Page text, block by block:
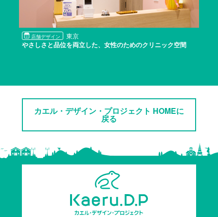
店舗デザイン 東京
やさしさと品位を両立した、女性のためのクリニック空間
カエル・デザイン・プロジェクト HOMEに
戻る